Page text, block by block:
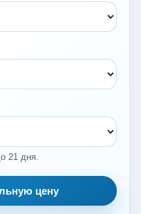
21 дня.
цену